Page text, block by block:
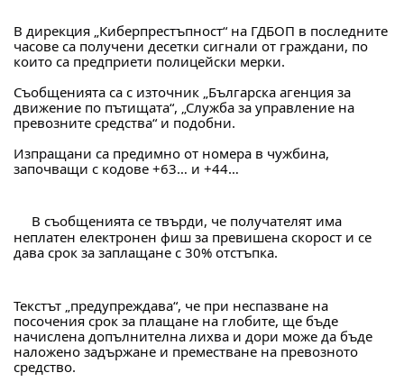
В дирекция „Киберпрестъпност“ на ГДБОП в последните
часове са получени десетки сигнали от граждани, по
които са предприети полицейски мерки.
Съобщенията са с източник „Българска агенция за
движение по пътищата“, „Служба за управление на
превозните средства“ и подобни.
Изпращани са предимно от номера в чужбина,
започващи с кодове +63… и +44…
В съобщенията се твърди, че получателят има
неплатен електронен фиш за превишена скорост и се
дава срок за заплащане с 30% отстъпка.
Текстът „предупреждава“, че при неспазване на
посочения срок за плащане на глобите, ще бъде
начислена допълнителна лихва и дори може да бъде
наложено задържане и преместване на превозното
средство.